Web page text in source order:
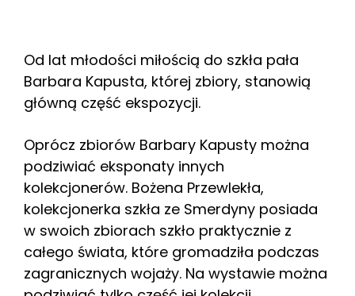
Od lat młodości miłością do szkła pała
Barbara Kapusta, której zbiory, stanowią
główną część ekspozycji.
Oprócz zbiorów Barbary Kapusty można
podziwiać eksponaty innych
kolekcjonerów. Bożena Przewlekła,
kolekcjonerka szkła ze Smerdyny posiada
w swoich zbiorach szkło praktycznie z
całego świata, które gromadziła podczas
zagranicznych wojaży. Na wystawie można